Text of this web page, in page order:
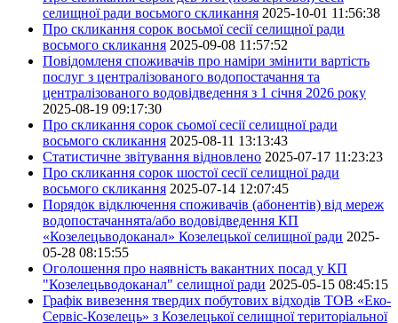
селищної ради восьмого скликання 2025-10-01 11:56:38
Про скликання сорок восьмої сесії селищної ради
восьмого скликання 2025-09-08 11:57:52
Повідомленя споживачів про наміри змінити вартість
послуг з централізованого водопостачання та
централізованого водовідведення з 1 січня 2026 року
2025-08-19 09:17:30
Про скликання сорок сьомої сесії селищної ради
восьмого скликання 2025-08-11 13:13:43
Статистичне звітування відновлено 2025-07-17 11:23:23
Про скликання сорок шостої сесії селищної ради
восьмого скликання 2025-07-14 12:07:45
Порядок відключення споживачів (абонентів) від мереж
водопостачаннята/або водовідведення КП
«Козелецьводоканал» Козелецької селищної ради 2025-
05-28 08:15:55
Оголошення про наявність вакантних посад у КП
"Козелецьводоканал" селищної ради 2025-05-15 08:45:15
Графік вивезення твердих побутових відходів ТОВ «Еко-
Сервіс-Козелець» з Козелецької селищної територіальної